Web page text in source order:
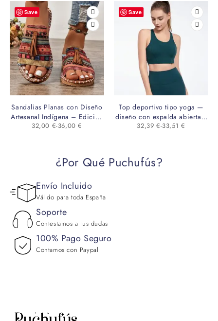
Save
Sandalias Planas con Diseño
Artesanal Indígena – Edición
Exclusiva Puchufús
32,00 €-36,00€
Save
Top deportivo tipo yoga —
diseño con espalda abierta y
almohadilla
32,39€-33,51 €
¿Por Qué Puchufús?
Envío Incluido
Válido para toda España
Soporte
Contestamos a tus dudas
100% Pago Seguro
Contamos con Paypal